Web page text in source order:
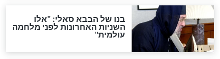
האם לאחר בוא המשיח יהיה
אפשר לחזור בתשובה?